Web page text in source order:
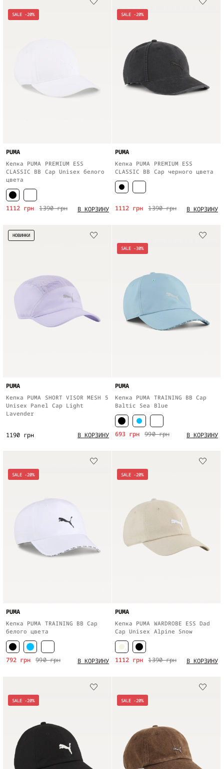
SALE -20%
PUMA
Кепка PUMA PREMIUM ESS
CLASSIC BB Cap Unisex белого
цвета
1390 грн
1112 грн В КОРЗИНУ
SALE -20%
PUMA
Кепка PUMA PREMIUM ESS
CLASSIC BB Cap черного цвета
1390 грн
1112 грн В КОРЗИНУ
НОВИНКИ
PUMA
Кепка PUMA SHORT VISOR MESH 5
Unisex Panel Cap Light
Lavender
1190 грн В КОРЗИНУ
SALE -30%
PUMA
Кепка PUMA TRAINING BB Cap
Baltic Sea Blue
990 грн
693 грн В КОРЗИНУ
SALE -20%
PUMA
Кепка PUMA TRAINING BB Cap
белого цвета
990 грн
792 грн В КОРЗИНУ
SALE -20%
PUMA
Кепка PUMA WARDROBE ESS Dad
Cap Unisex Alpine Snow
1390 грн
1112 грн В КОРЗИНУ
SALE -20% SALE -20%